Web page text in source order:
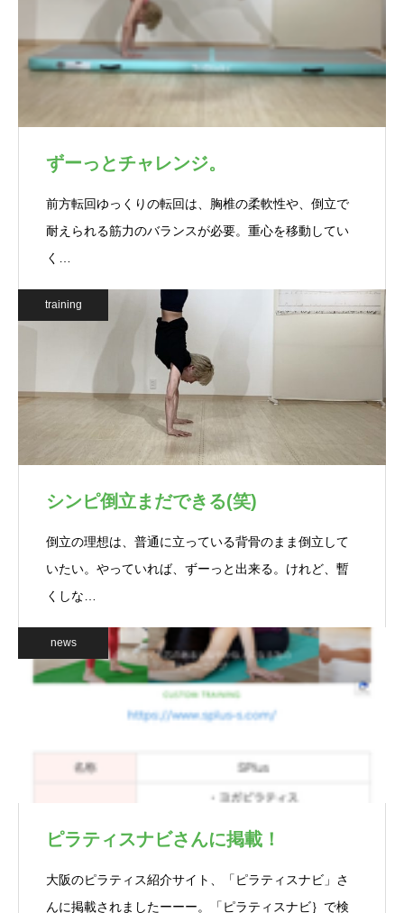
ずーっとチャレンジ。
前方転回ゆっくりの転回は、胸椎の柔軟性や、倒立で
耐えられる筋力のバランスが必要。重心を移動してい
く…
training
シンピ倒立まだできる(笑)
倒立の理想は、普通に立っている背骨のまま倒立して
いたい。やっていれば、ずーっと出来る。けれど、暫
くしな…
news
ピラティスナビさんに掲載！
大阪のピラティス紹介サイト、「ピラティスナビ」さ
んに掲載されましたーーー。「ピラティスナビ｝で検